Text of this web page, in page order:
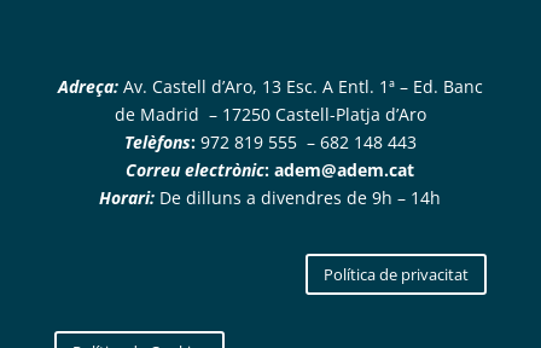
Adreça:Av. Castell d’Aro, 13 Esc. A Entl. 1ª – Ed. Banc
de Madrid – 17250 Castell-Platja d’Aro
Telèfons:972 819 555 – 682 148 443
Correu electrònic:adem@adem.cat
Horari: De dilluns a divendres de 9h – 14h
Política de privacitat